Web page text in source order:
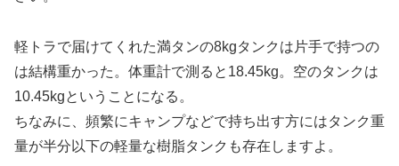
軽トラで届けてくれた満タンの8kgタンクは片手で持つの
は結構重かった。体重計で測ると18.45kg。空のタンクは
10.45kgということになる。
ちなみに、頻繁にキャンプなどで持ち出す方にはタンク重
量が半分以下の軽量な樹脂タンクも存在しますよ。